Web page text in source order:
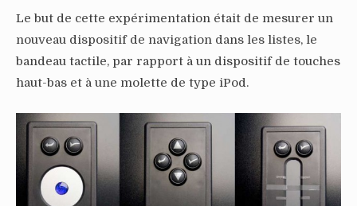
Le but de cette expérimentation était de mesurer un
nouveau dispositif de navigation dans les listes, le
bandeau tactile, par rapport à un dispositif de touches
haut-bas et à une molette de type iPod.